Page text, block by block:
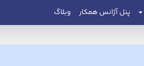
پنل آژانس همکار وبلاگ